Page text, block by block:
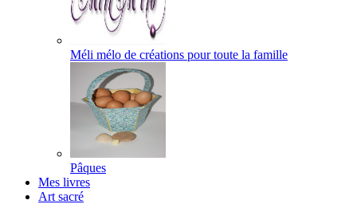
Méli mélo de créations pour toute la famille
Pâques
Mes livres
Art sacré